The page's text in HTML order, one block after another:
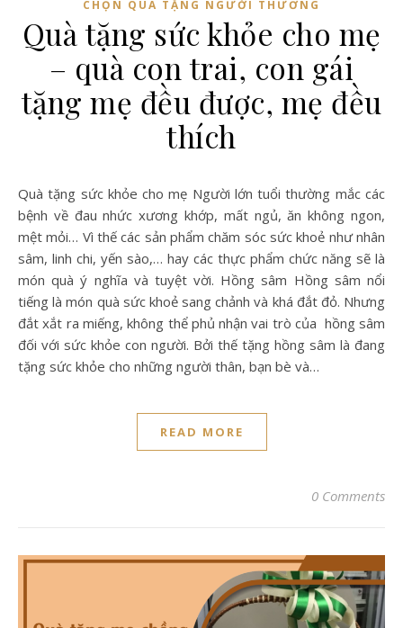
CHỌN QUÀ TẶNG NGƯỜI THƯƠNG
Quà tặng sức khỏe cho mẹ
– quà con trai, con gái
tặng mẹ đều được, mẹ đều
thích
Quà tặng sức khỏe cho mẹ Người lớn tuổi thường mắc các
bệnh về đau nhức xương khớp, mất ngủ, ăn không ngon,
mệt mỏi… Vì thế các sản phẩm chăm sóc sức khoẻ như nhân
sâm, linh chi, yến sào,… hay các thực phẩm chức năng sẽ là
món quà ý nghĩa và tuyệt vời. Hồng sâm Hồng sâm nổi
tiếng là món quà sức khoẻ sang chảnh và khá đắt đỏ. Nhưng
đắt xắt ra miếng, không thể phủ nhận vai trò của hồng sâm
đối với sức khỏe con người. Bởi thế tặng hồng sâm là đang
tặng sức khỏe cho những người thân, bạn bè và…
READ MORE
0 Comments